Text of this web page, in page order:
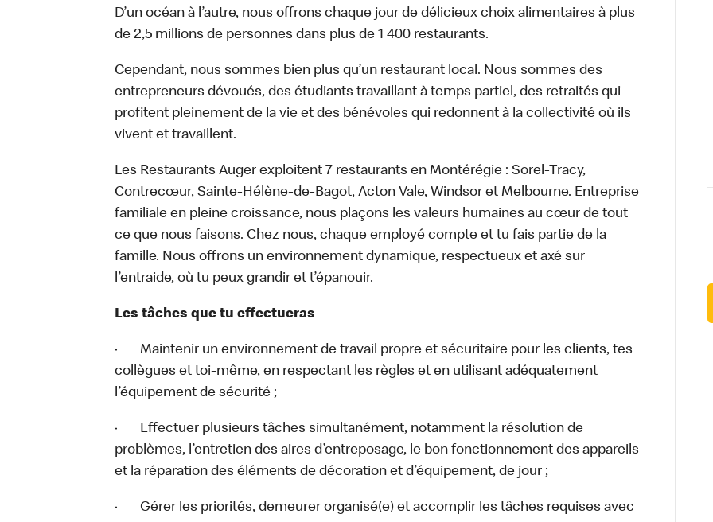
D’un océan à l’autre, nous offrons chaque jour de délicieux choix alimentaires à plus
de 2,5 millions de personnes dans plus de 1 400 restaurants.
Cependant, nous sommes bien plus qu’un restaurant local. Nous sommes des
entrepreneurs dévoués, des étudiants travaillant à temps partiel, des retraités qui
profitent pleinement de la vie et des bénévoles qui redonnent à la collectivité où ils
vivent et travaillent.
Les Restaurants Auger exploitent 7 restaurants en Montérégie : Sorel-Tracy,
Contrecœur, Sainte-Hélène-de-Bagot, Acton Vale, Windsor et Melbourne. Entreprise
familiale en pleine croissance, nous plaçons les valeurs humaines au cœur de tout
ce que nous faisons. Chez nous, chaque employé compte et tu fais partie de la
famille. Nous offrons un environnement dynamique, respectueux et axé sur
l’entraide, où tu peux grandir et t’épanouir.
Les tâches que tu effectueras
· Maintenir un environnement de travail propre et sécuritaire pour les clients, tes
collègues et toi-même, en respectant les règles et en utilisant adéquatement
l’équipement de sécurité ;
· Effectuer plusieurs tâches simultanément, notamment la résolution de
problèmes, l’entretien des aires d’entreposage, le bon fonctionnement des appareils
et la réparation des éléments de décoration et d’équipement, de jour ;
· Gérer les priorités, demeurer organisé(e) et accomplir les tâches requises avec